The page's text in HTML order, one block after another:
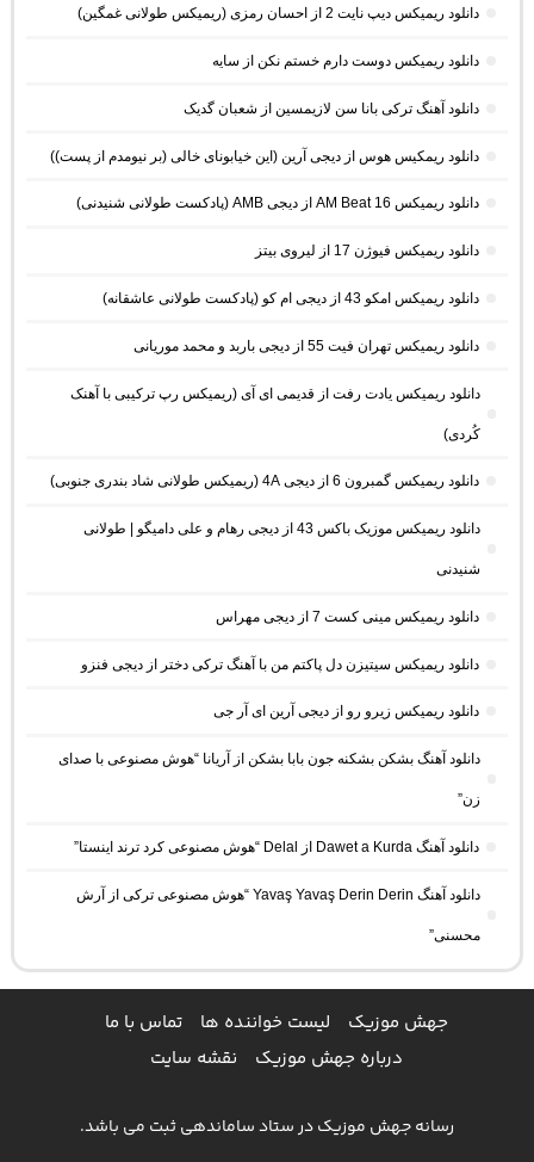
دانلود ریمیکس دیپ نایت 2 از احسان رمزی (ریمیکس طولانی غمگین)
دانلود ریمیکس دوست دارم خستم نکن از سایه
دانلود آهنگ ترکی بانا سن لازیمسین از شعبان گدیک
دانلود ریمکیس هوس از دیجی آرین (این خیابونای خالی (بر نیومدم از پست))
دانلود ریمیکس AM Beat 16 از دیجی AMB (پادکست طولانی شنیدنی)
دانلود ریمیکس فیوژن 17 از لیروی بیتز
دانلود ریمیکس امکو 43 از دیجی ام کو (پادکست طولانی عاشقانه)
دانلود ریمیکس تهران فیت 55 از دیجی باربد و محمد موریانی
دانلود ریمیکس یادت رفت از قدیمی ای آی (ریمیکس رپ ترکیبی با آهنک
کُردی)
دانلود ریمیکس گمبرون 6 از دیجی 4A (ریمیکس طولانی شاد بندری جنوبی)
دانلود ریمیکس موزیک باکس 43 از دیجی رهام و علی دامیگو | طولانی
شنیدنی
دانلود ریمیکس مینی کست 7 از دیجی مهراس
دانلود ریمیکس سیتیزن دل پاکتم من با آهنگ ترکی دختر از دیجی فنزو
دانلود ریمیکس زیرو رو از دیجی آرین ای آر جی
دانلود آهنگ بشکن بشکنه جون بابا بشکن از آریانا “هوش مصنوعی با صدای
زن”
دانلود آهنگ Dawet a Kurda از Delal “هوش مصنوعی کرد ترند اینستا”
دانلود آهنگ Yavaş Yavaş Derin Derin “هوش مصنوعی ترکی از آرش
محسنی”
جهش موزیک لیست خواننده ها
تماس با ما
درباره جهش موزیک
نقشه سایت
رسانه جهش موزیک در ستاد ساماندهی ثبت می باشد.